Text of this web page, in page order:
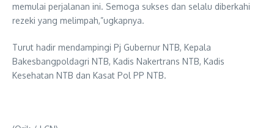
memulai perjalanan ini. Semoga sukses dan selalu diberkahi
rezeki yang melimpah,”ugkapnya.
Turut hadir mendampingi Pj Gubernur NTB, Kepala
Bakesbangpoldagri NTB, Kadis Nakertrans NTB, Kadis
Kesehatan NTB dan Kasat Pol PP NTB.